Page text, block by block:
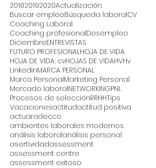
201820192020Actualización
Buscar empleoBúsqueda laboralCV
Coaching Laboral
Coaching profesionalDesempleo
DiciembreENTREVISTAS
FUTURO PROFESIONALHOJA DE VIDA
HOJA DE VIDA; cvHOJAS DE VIDAHVHv
LinkedinMARCA PERSONAL
Marca PersonalMarketing Personal
Mercado laboralNETWORKINGPNL
Procesos de selecciónRRHHTips
Vacacionesactitudactitud positiva
actuaradecco
ambientes laborales modernos
análisis laboralanálisis personal
asertividadassessment
assessment centre
assessment exitoso